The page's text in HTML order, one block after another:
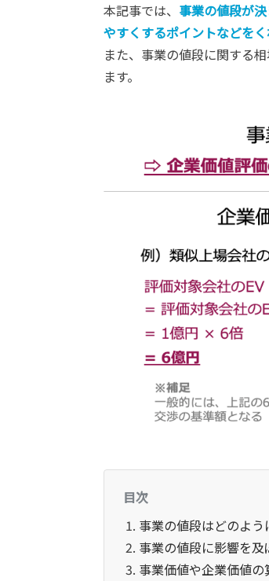
本記事では、 事業の値段が
やすくするポイントなどを
また、事業の値段に関する
ます。
目次
事業の値段はどのよう
事業の値段に影響を及
事業価値や企業価値の